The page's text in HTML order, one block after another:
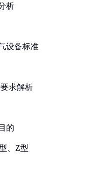
析
设备标准
求解析
的
、Z型